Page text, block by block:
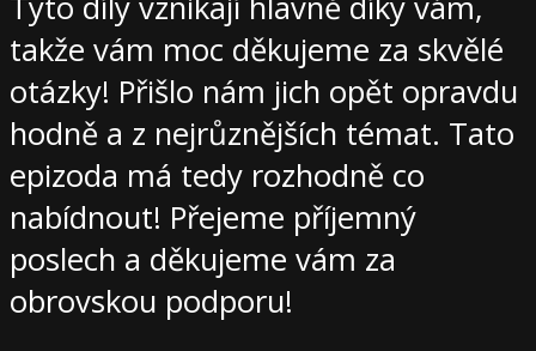
takže vám moc děkujeme za skvělé
otázky! Přišlo nám jich opět opravdu
hodně a z nejrůznějších témat. Tato
epizoda má tedy rozhodně co
nabídnout! Přejeme příjemný
poslech a děkujeme vám za
obrovskou podporu!